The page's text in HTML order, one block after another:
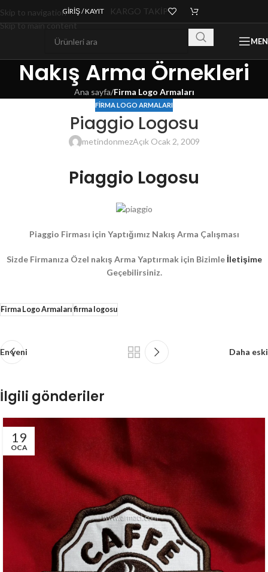
Skip to navigation
Skip to main content
GIRIŞ / KAYIT KARGO TAKİP
Nakış Arma Örnekleri
Ana sayfa/Firma Logo Armaları
FIRMA LOGO ARMALARI
Piaggio Logosu
metindonmezAçık Ocak 2, 2009
Piaggio Logosu
Piaggio Firması için Yaptığımız Nakış Arma Çalışması
Sizde Firmanıza Özel nakış Arma Yaptırmak için Bizimle İletişime
Geçebilirsiniz.
Firma Logo Armaları firma logosu
En yeni Daha eski
İlgili gönderiler
19
OCA